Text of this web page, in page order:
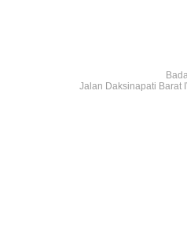
Jalan Daksinapati Barat